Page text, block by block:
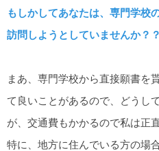
もしかしてあなたは、専門学校
訪問しようとしていませんか？？
まあ、専門学校から直接願書を
て良いことがあるので、どうし
が、交通費もかかるので私は正
特に、地方に住んでいる方の場